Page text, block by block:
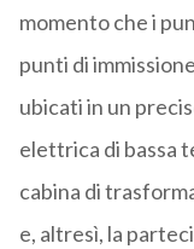
momento che i
punti di
ubicati in un
elettrica di bassa
cabina di
e, altresì, la